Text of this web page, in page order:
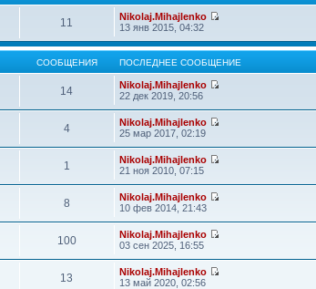
11
Nikolaj.Mihajlenko
13 янв 2015, 04:32
СООБЩЕНИЯ ПОСЛЕДНЕЕ СООБЩЕНИЕ
14
Nikolaj.Mihajlenko
22 дек 2019, 20:56
4
Nikolaj.Mihajlenko
25 мар 2017, 02:19
1
Nikolaj.Mihajlenko
21 ноя 2010, 07:15
8
Nikolaj.Mihajlenko
10 фев 2014, 21:43
100
Nikolaj.Mihajlenko
03 сен 2025, 16:55
13
Nikolaj.Mihajlenko
13 май 2020, 02:56